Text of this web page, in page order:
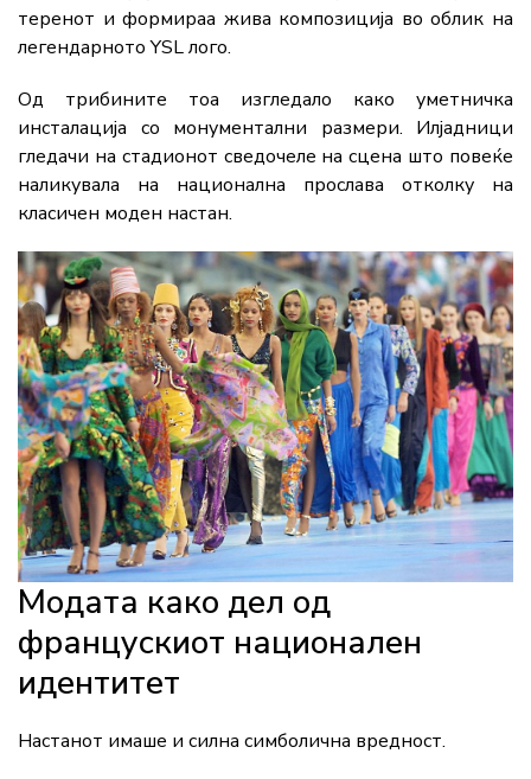
теренот и формираа жива композиција во облик на
легендарното YSL лого.
Од трибините тоа изгледало како уметничка
инсталација со монументални размери. Илјадници
гледачи на стадионот сведочеле на сцена што повеќе
наликувала на национална прослава отколку на
класичен моден настан.
Модата како дел од
францускиот национален
идентитет
Настанот имаше и силна симболична вредност.